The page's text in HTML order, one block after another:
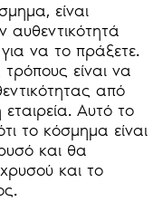
είναι
αυθεντικότητά
να το πράξετε.
είναι να
από
Αυτό το
το κόσμημα είναι
και θα
και το